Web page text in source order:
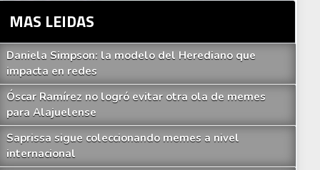
MAS LEIDAS
Daniela Simpson: la modelo del Herediano que
impacta en redes
Óscar Ramírez no logró evitar otra ola de memes
para Alajuelense
Saprissa sigue coleccionando memes a nivel
internacional